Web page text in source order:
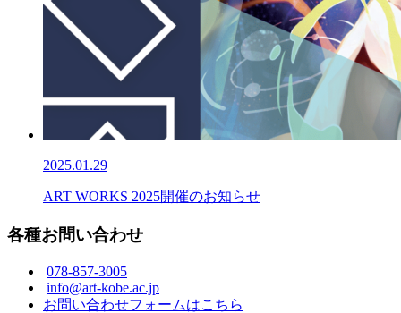
2025.01.29
ART WORKS 2025開催のお知らせ
各種お問い合わせ
078-857-3005
info@art-kobe.ac.jp
お問い合わせフォームはこちら